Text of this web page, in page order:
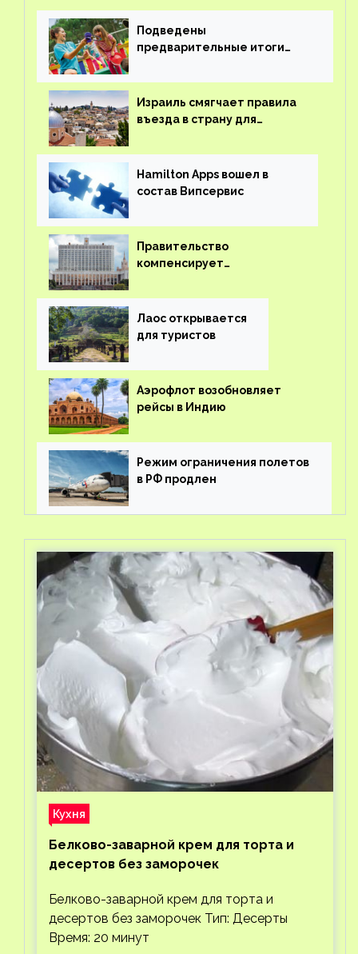
Подведены
предварительные итоги
Израиль смягчает правила
въезда в страну для
Hamilton Apps вошел в
состав Випсервис
Правительство
компенсирует
вывоз россиян из-за рубежа
Лаос открывается
для туристов
Аэрофлот возобновляет
рейсы в Индию
Режим ограничения полетов
в РФ продлен
Кухня
Белково-заварной крем для торта и
десертов без заморочек
Белково-заварной крем для торта и
десертов без заморочек Тип: Десерты
Время: 20 минут